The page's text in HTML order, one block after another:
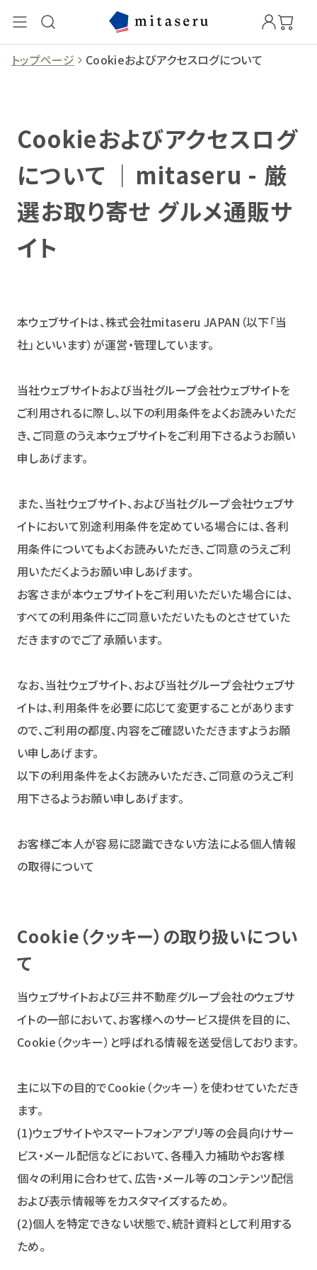
トップページ Cookieおよびアクセスログについて
Cookieおよびアクセスログ
について ｜mitaseru - 厳
選お取り寄せ グルメ通販サ
イト
本ウェブサイトは、株式会社mitaseru JAPAN（以下「当
社」といいます）が運営・管理しています。
当社ウェブサイトおよび当社グループ会社ウェブサイトを
ご利用されるに際し、以下の利用条件をよくお読みいただ
き、ご同意のうえ本ウェブサイトをご利用下さるようお願い
申しあげます。
また、当社ウェブサイト、および当社グループ会社ウェブサ
イトにおいて別途利用条件を定めている場合には、各利
用条件についてもよくお読みいただき、ご同意のうえご利
用いただくようお願い申しあげます。
お客さまが本ウェブサイトをご利用いただいた場合には、
すべての利用条件にご同意いただいたものとさせていた
だきますのでご了承願います。
なお、当社ウェブサイト、および当社グループ会社ウェブサ
イトは、利用条件を必要に応じて変更することがあります
ので、ご利用の都度、内容をご確認いただきますようお願
い申しあげます。
以下の利用条件をよくお読みいただき、ご同意のうえご利
用下さるようお願い申しあげます。
お客様ご本人が容易に認識できない方法による個人情報
の取得について
Cookie（クッキー）の取り扱いについ
て
当ウェブサイトおよび三井不動産グループ会社のウェブサ
イトの一部において、お客様へのサービス提供を目的に、
Cookie（クッキー）と呼ばれる情報を送受信しております。
主に以下の目的でCookie（クッキー）を使わせていただき
ます。
(1)ウェブサイトやスマートフォンアプリ等の会員向けサー
ビス・メール配信などにおいて、各種入力補助やお客様
個々の利用に合わせて、広告・メール等のコンテンツ配信
および表示情報等をカスタマイズするため。
(2)個人を特定できない状態で、統計資料として利用する
ため。